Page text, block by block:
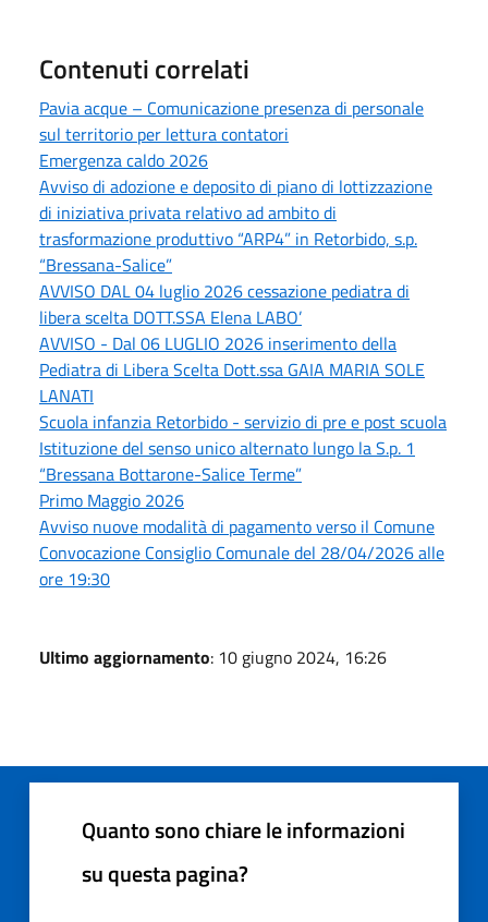
Contenuti correlati
Pavia acque – Comunicazione presenza di personale
sul territorio per lettura contatori
Emergenza caldo 2026
Avviso di adozione e deposito di piano di lottizzazione
di iniziativa privata relativo ad ambito di
trasformazione produttivo “ARP4” in Retorbido, s.p.
“Bressana-Salice”
AVVISO DAL 04 luglio 2026 cessazione pediatra di
libera scelta DOTT.SSA Elena LABO’
AVVISO - Dal 06 LUGLIO 2026 inserimento della
Pediatra di Libera Scelta Dott.ssa GAIA MARIA SOLE
LANATI
Scuola infanzia Retorbido - servizio di pre e post scuola
Istituzione del senso unico alternato lungo la S.p. 1
“Bressana Bottarone-Salice Terme”
Primo Maggio 2026
Avviso nuove modalità di pagamento verso il Comune
Convocazione Consiglio Comunale del 28/04/2026 alle
ore 19:30
Ultimo aggiornamento: 10 giugno 2024, 16:26
Quanto sono chiare le informazioni
su questa pagina?